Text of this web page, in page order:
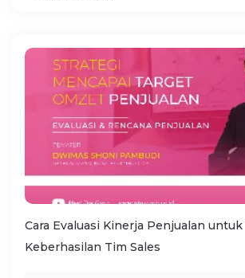
Cara Evaluasi Kinerja Penjualan
Keberhasilan Tim Sales